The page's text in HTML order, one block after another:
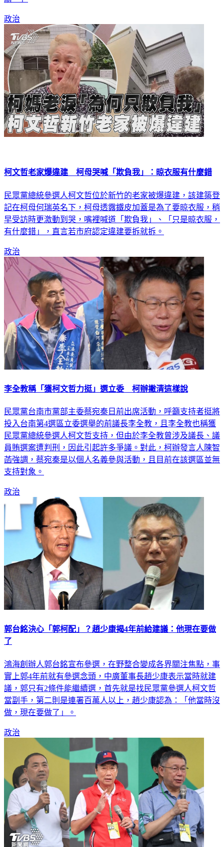
政治
柯文哲老家爆違建 柯母哭喊「欺負我」：晾衣服有什麼錯
民眾黨總統參選人柯文哲位於新竹的老家被爆違建，該建築登
記在柯母何瑞英名下，柯母透露鐵皮加蓋是為了要晾衣服，稍
早受訪時更激動到哭，嘴裡喊道「欺負我」、「只是晾衣服，
有什麼錯」，直言若市府認定違建要拆就拆。
政治
李全教稱「獲柯文哲力挺」選立委 柯辦撇清這樣說
民眾黨台南市黨部主委蔡宛秦日前出席活動，呼籲支持者挺將
投入台南第4選區立委選舉的前議長李全教，且李全教也稱獲
民眾黨總統參選人柯文哲支持，但由於李全教曾涉及議長、議
員賄選案遭判刑，因此引起許多爭議。對此，柯辦發言人陳智
菡強調，蔡宛秦是以個人名義參與活動，且目前在該選區並無
支持對象。
政治
郭台銘決心「郭柯配」？趙少康揭4年前給建議：他現在要做
了
鴻海創辦人郭台銘宣布參選，在野整合變成各界關注焦點，事
實上郭4年前就有參選念頭，中廣董事長趙少康表示當時就建
議，郭只有2條件能繼續選，首先就是找民眾黨參選人柯文哲
當副手，第二則是連署百萬人以上，趙少康認為：「他當時沒
做，現在要做了」。
政治